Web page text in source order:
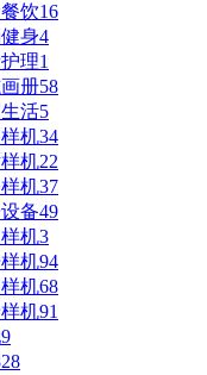
饮16
身4
理1
册58
活5
机34
机22
机37
备49
机3
机94
机68
机91
9